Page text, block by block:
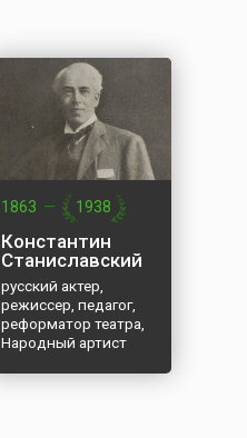
1863 — 1938
Константин
Станиславский
русский актер,
режиссер, педагог,
реформатор театра,
Народный артист